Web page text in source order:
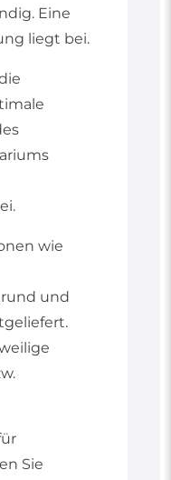
Eine
liegt bei.
wie
und
Sie